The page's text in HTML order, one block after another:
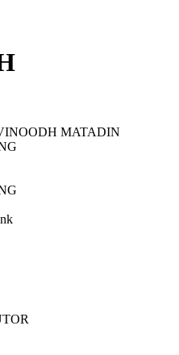
MATADIN